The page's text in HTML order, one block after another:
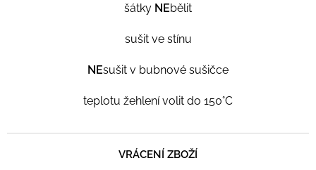
šátky NEbělit
sušit ve stínu
NEsušit v bubnové sušičce
teplotu žehlení volit do 150°C
VRÁCENÍ ZBOŽÍ